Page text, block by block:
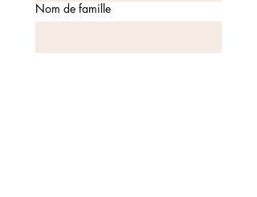
Nom de famille